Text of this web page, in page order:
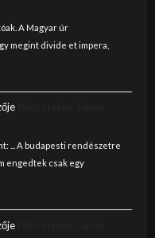
A Magyar úr
megint divide et impera,
... A budapesti rendészetre
engedtek csak egy